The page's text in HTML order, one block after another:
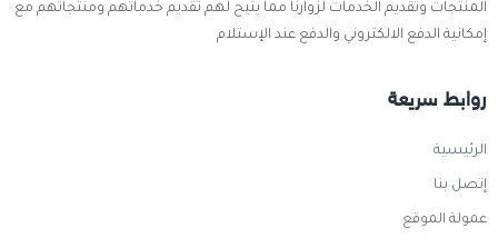
المنتجات وتقديم الخدمات لزوارنا مما يتيح لهم تقديم خدماتهم ومنتجاتهم مع
إمكانية الدفع الالكتروني والدفع عند الإستلام
روابط سريعة
الرئيسية
إتصل بنا
عمولة الموقع